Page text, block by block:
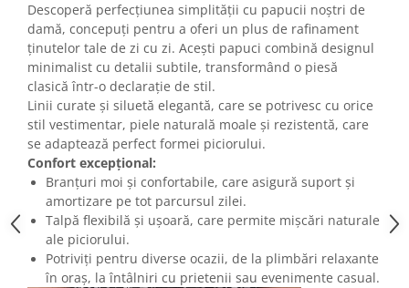
Descoperă perfecțiunea simplității cu papucii noștri de
damă, concepuți pentru a oferi un plus de rafinament
ținutelor tale de zi cu zi. Acești papuci combină designul
minimalist cu detalii subtile, transformând o piesă
clasică într-o declarație de stil.
Linii curate și siluetă elegantă, care se potrivesc cu orice
stil vestimentar, piele naturală moale și rezistentă, care
se adaptează perfect formei piciorului.
Confort excepțional:
Branțuri moi și confortabile, care asigură suport și
amortizare pe tot parcursul zilei.
Talpă flexibilă și ușoară, care permite mișcări naturale
ale piciorului.
Potriviți pentru diverse ocazii, de la plimbări relaxante
în oraș, la întâlniri cu prietenii sau evenimente casual.